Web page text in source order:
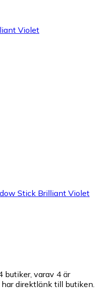
Violet
Stick Brilliant Violet
varav 4 är
direktlänk till butiken.